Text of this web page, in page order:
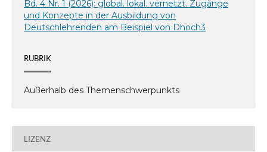
Bd. 4 Nr. 1 (2026): global. lokal. vernetzt. Zugänge
und Konzepte in der Ausbildung von
Deutschlehrenden am Beispiel von Dhoch3
RUBRIK
Außerhalb des Themenschwerpunkts
LIZENZ